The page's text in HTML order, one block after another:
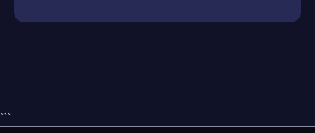
```